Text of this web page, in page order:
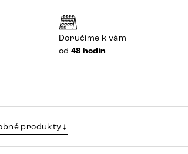
Doručíme k vám
od 48 hodin
produkty